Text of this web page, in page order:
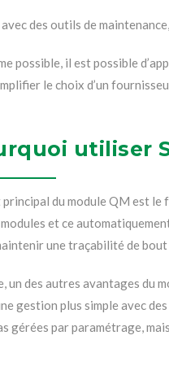
avec des outils de
possible, il est possible
le choix d’un
utiliser
principal du module QM est
et ce
une traçabilité de bout
un des autres avantages du
gestion plus simple avec
gérées par paramétrage,